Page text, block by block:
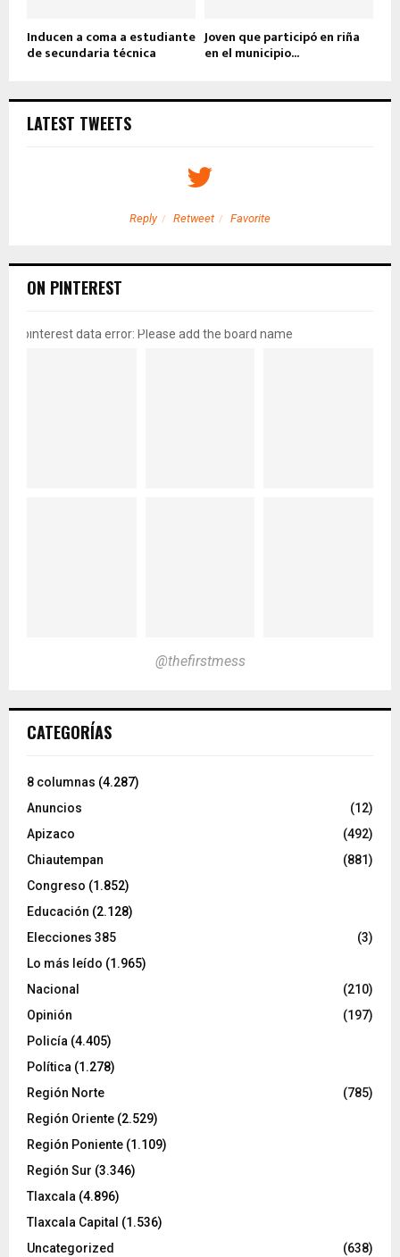
Inducen a coma a estudiante
de secundaria técnica
Joven que participó en riña
en el municipio...
LATEST TWEETS
Reply Retweet Favorite
ON PINTEREST
pinterest data error: Please add the board name
@thefirstmess
CATEGORÍAS
8 columnas (4.287)
Anuncios
(12)
Apizaco
(492)
Chiautempan
(881)
Congreso (1.852)
Educación (2.128)
Elecciones 385
(3)
Lo más leído (1.965)
Nacional
(210)
Opinión
(197)
Policía (4.405)
Política (1.278)
Región Norte
(785)
Región Oriente (2.529)
Región Poniente (1.109)
Región Sur (3.346)
Tlaxcala (4.896)
Tlaxcala Capital (1.536)
Uncategorized
(638)